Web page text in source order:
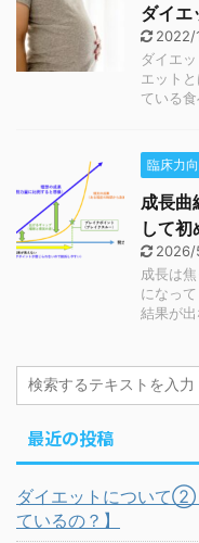
ダイ
2022/
ダイエ
エット
ている
臨床力
成長曲
して
2026/
成長は
になっ
結果が
最近の投稿
ダイエットについて②
ているの？】